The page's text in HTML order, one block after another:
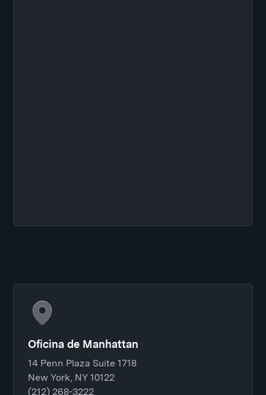
Oficina de Manhattan
14 Penn Plaza Suite 1718
New York, NY 10122
(212) 268-3222